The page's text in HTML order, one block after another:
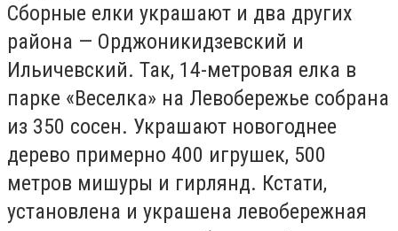
Сборные елки украшают и два других
района — Орджоникидзевский и
Ильичевский. Так, 14-метровая елка в
парке «Веселка» на Левобережье собрана
из 350 сосен. Украшают новогоднее
дерево примерно 400 игрушек, 500
метров мишуры и гирлянд. Кстати,
установлена и украшена левобережная